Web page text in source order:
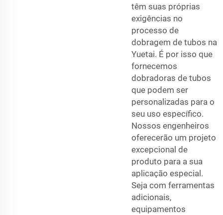
têm suas próprias
exigências no
processo de
dobragem de tubos na
Yuetai. É por isso que
fornecemos
dobradoras de tubos
que podem ser
personalizadas para o
seu uso específico.
Nossos engenheiros
oferecerão um projeto
excepcional de
produto para a sua
aplicação especial.
Seja com ferramentas
adicionais,
equipamentos